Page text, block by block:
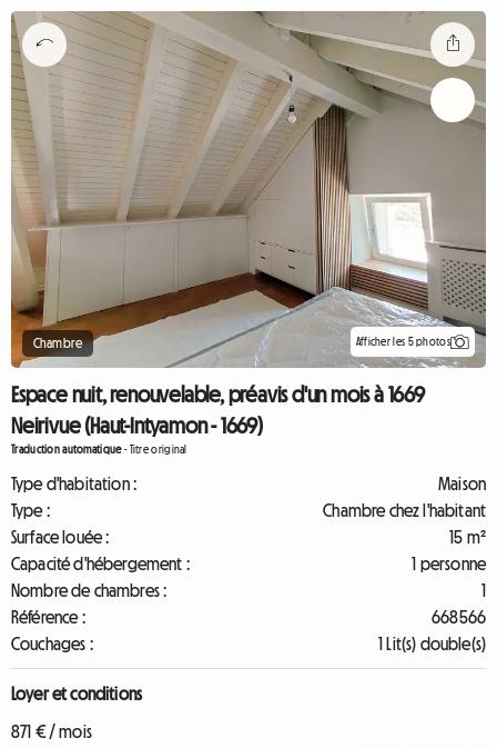
Chambre Afficher les 5 photos
Espace nuit, renouvelable, préavis d'un mois à 1669
Neirivue (Haut-Intyamon - 1669)
Traduction automatique-Titre original
Type d'habitation :
Maison
Type :
Chambre chez l'habitant
Surface louée :
15 m²
Capacité d'hébergement :
1 personne
Nombre de chambres :
1
Référence :
668566
Couchages :
1 Lit(s) double(s)
Loyer et conditions
871 € / mois